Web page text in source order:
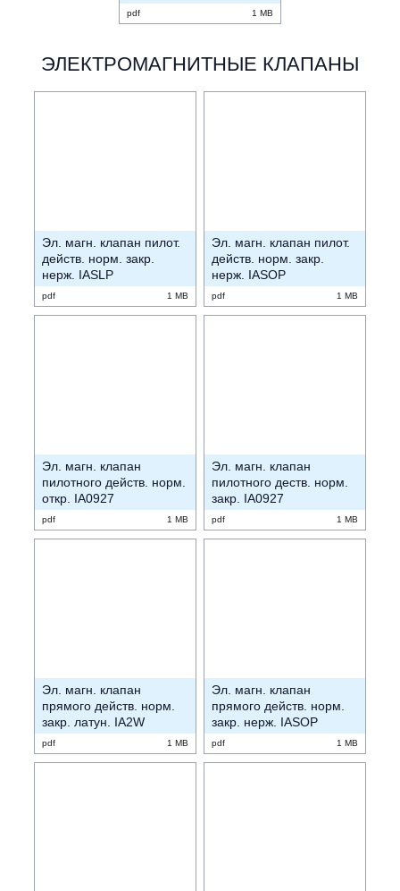
pdf 1 MB
ЭЛЕКТРОМАГНИТНЫЕ КЛАПАНЫ
Эл. магн. клапан пилот.
действ. норм. закр.
нерж. IASLP
pdf 1 MB
Эл. магн. клапан пилот.
действ. норм. закр.
нерж. IASOP
pdf 1 MB
Эл. магн. клапан
пилотного действ. норм.
откр. IA0927
pdf 1 MB
Эл. магн. клапан
пилотного деств. норм.
закр. IA0927
pdf 1 MB
Эл. магн. клапан
прямого действ. норм.
закр. латун. IA2W
pdf 1 MB
Эл. магн. клапан
прямого действ. норм.
закр. нерж. IASOP
pdf 1 MB